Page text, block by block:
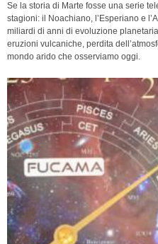
Se la storia di Marte fosse una serie
stagioni: il Noachiano, l’Esperiano e
miliardi di anni di evoluzione
eruzioni vulcaniche, perdita
mondo arido che osserviamo oggi.